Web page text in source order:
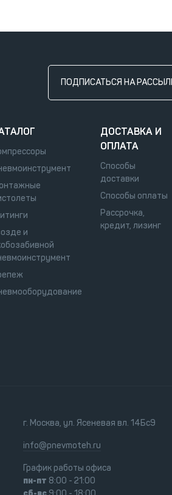
ПОДПИСАТЬСЯ НА
и
ДОСТАВКА И
ОПЛАТА
Способы
доставки
Способы оплаты
Рассрочка,
кредит, лизинг
г. Москва, ул. Ясеневая вл. 14Бс9
info@pnevmoteh.ru
График работы офиса
пн-пт 8:00 - 21:00